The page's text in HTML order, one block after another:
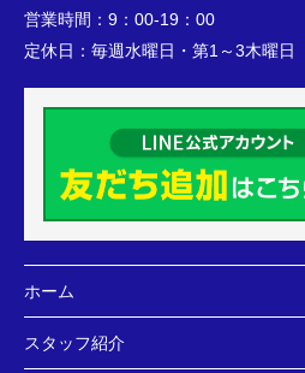
営業時間： 9：00-19：00
定休日： 毎週水曜日・第1～3木曜日
ホーム
スタッフ紹介